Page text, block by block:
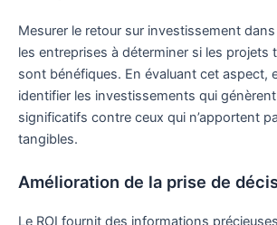
Mesurer le retour sur investissement
les entreprises à déterminer si les projets
sont bénéfiques. En évaluant cet aspect,
identifier les investissements qui
significatifs contre ceux qui n’apportent
tangibles.
Amélioration de la prise de
Le ROI fournit des informations